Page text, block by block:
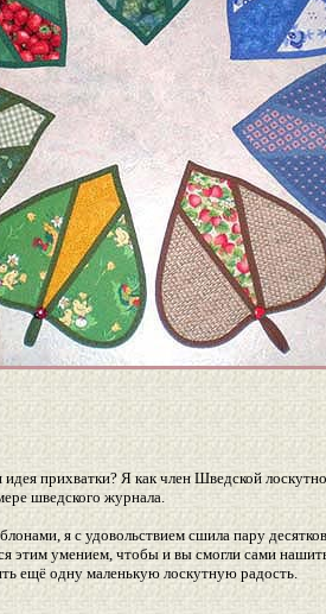
идея прихватки? Я как член Шведской
шведского журнала.
я с удовольствием сшила пару
этим умением, чтобы и вы смогли сами
ещё одну маленькую лоскутную радость.